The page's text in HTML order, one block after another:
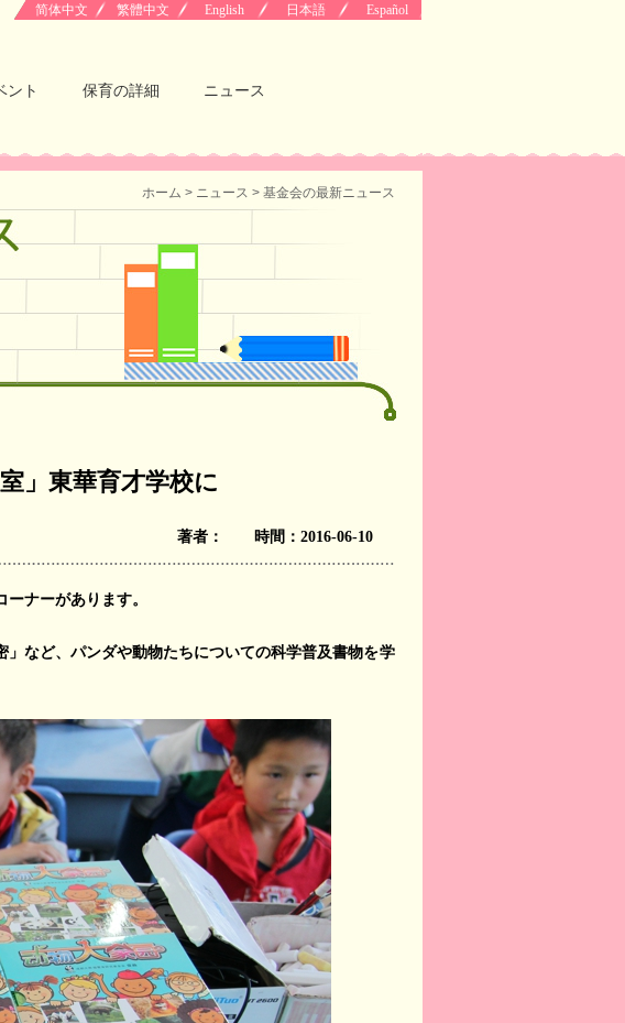
简体中文 繁體中文 English 日本語 Español
ント 保育の詳細 ニュース
ホーム > ニュース > 基金会の最新ニュース
」東華育才学校に
著者： 時間：2016-06-10
ナーがあります。
など、パンダや動物たちについての科学普及書物を学